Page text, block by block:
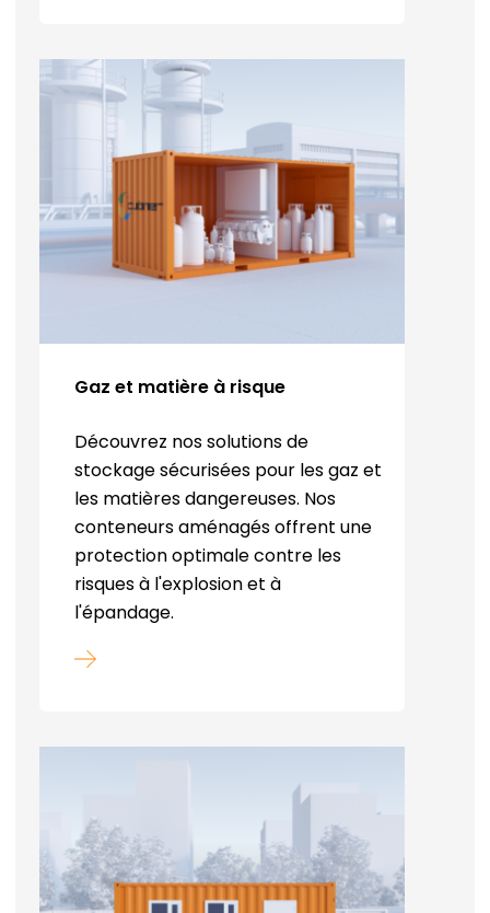
Gaz et matière à risque
Découvrez nos solutions de
stockage sécurisées pour les gaz et
les matières dangereuses. Nos
conteneurs aménagés offrent une
protection optimale contre les
risques à l'explosion et à
l'épandage.